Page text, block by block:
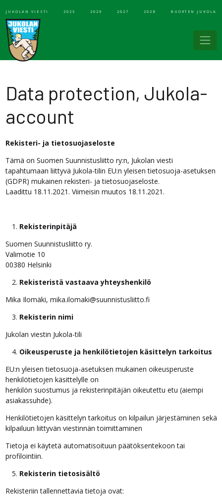
JUKOLAN VIESTI 2025 2026 2027 2028 NUORTEN JUKOLA
Data protection, Jukola-
account
Rekisteri- ja tietosuojaseloste
Tämä on Suomen Suunnistusliitto ry:n, Jukolan viesti
tapahtumaan liittyvä Jukola-tilin EU:n yleisen tietosuoja-asetuksen
(GDPR) mukainen rekisteri- ja tietosuojaseloste.
Laadittu 18.11.2021. Viimeisin muutos 18.11.2021­.
Rekisterinpitäjä
Suomen Suunnistusliitto ry.
Valimotie 10
00380 Helsinki
Rekisteristä vastaava yhteyshenkilö
Mika Ilomäki, mika.ilomaki@suunnistusliitto.fi
Rekisterin nimi
Jukolan viestin Jukola-tili
Oikeusperuste ja henkilötietojen käsittelyn tarkoitus
EU:n yleisen tietosuoja-asetuksen mukainen oikeusperuste
henkilötietojen käsittelylle on
henkilön suostumus ja rekisterinpitäjän oikeutettu etu (aiempi
asiakassuhde).
Henkilötietojen käsittelyn tarkoitus on kilpailun järjestäminen sekä
kilpailuun liittyvän viestinnän toimittaminen
Tietoja ei käytetä automatisoituun päätöksentekoon tai
profilointiin.
Rekisterin tietosisältö
Rekisteriin tallennettavia tietoja ovat: